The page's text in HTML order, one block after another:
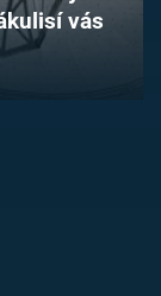
vás